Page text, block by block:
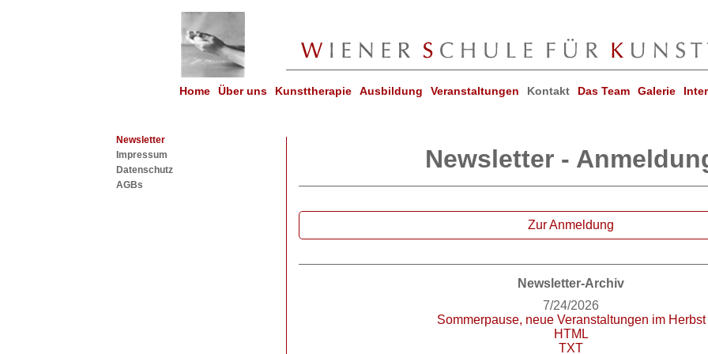
Home Über uns Kunsttherapie Ausbildung Veranstaltungen Kontakt
Newsletter
Impressum
Datenschutz
AGBs
Das Team Galerie
Newsletter -
Zur Anmeldung
Newsletter-Archiv
7/24/2026
Sommerpause, neue Veranstaltungen im Herbst
HTML
TXT